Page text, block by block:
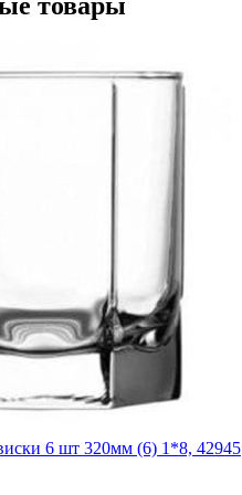
6 шт 320мм (6) 1*8, 42945